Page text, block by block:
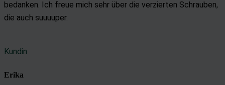
bedanken. Ich freue mich sehr über die verzierten Schrauben,
die auch suuuuper.
Kundin
Erika